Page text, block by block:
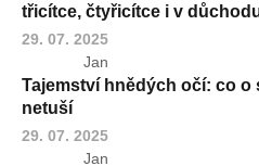
třicítce, čtyřicítce i v
29. 07. 2025
Jan
Tajemství hnědých očí: co
netuší
29. 07. 2025
Jan